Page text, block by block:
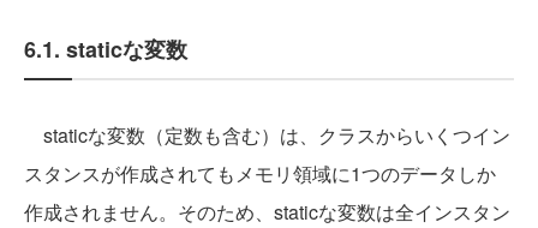
6.1. staticな変数
staticな変数（定数も含む）は、クラスからいくつイン
スタンスが作成されてもメモリ領域に1つのデータしか
作成されません。そのため、staticな変数は全インスタン